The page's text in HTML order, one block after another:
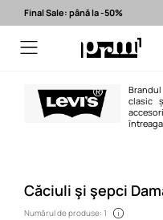
Final Sale: până la -50%
clasic
Căciuli şi şepci
Numărul de produse: 1